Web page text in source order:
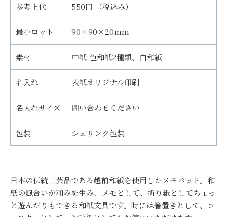
参考上代 550円 （税込み）
最小ロット 90×90×20mm
素材 中紙:色和紙2種類、白和紙
名入れ 表紙オリジナル印刷
名入れサイズ 問い合わせください
包装 シュリンク包装
日本の伝統工芸品である越前和紙を使用したメモパッド。和
紙の風合いが和みを生み、メモとして、折り紙としてちょっ
と遊んだりもできる和紙文具です。時には箸置きとして、コ